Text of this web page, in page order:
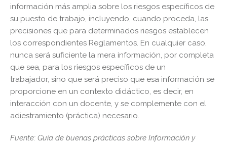
información más amplia sobre los riesgos específicos de
su puesto de trabajo, incluyendo, cuando proceda, las
precisiones que para determinados riesgos establecen
los correspondientes Reglamentos. En cualquier caso,
nunca será suficiente la mera información, por completa
que sea, para los riesgos específicos de un
trabajador, sino que será preciso que esa información se
proporcione en un contexto didáctico, es decir, en
interacción con un docente, y se complemente con el
adiestramiento (práctica) necesario.
Fuente: Guía de buenas prácticas sobre Información y